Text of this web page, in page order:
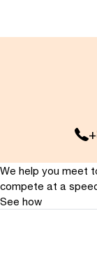
We help you meet
compete at a
See how